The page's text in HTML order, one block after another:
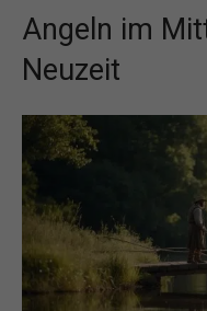
Angeln im
Neuzeit